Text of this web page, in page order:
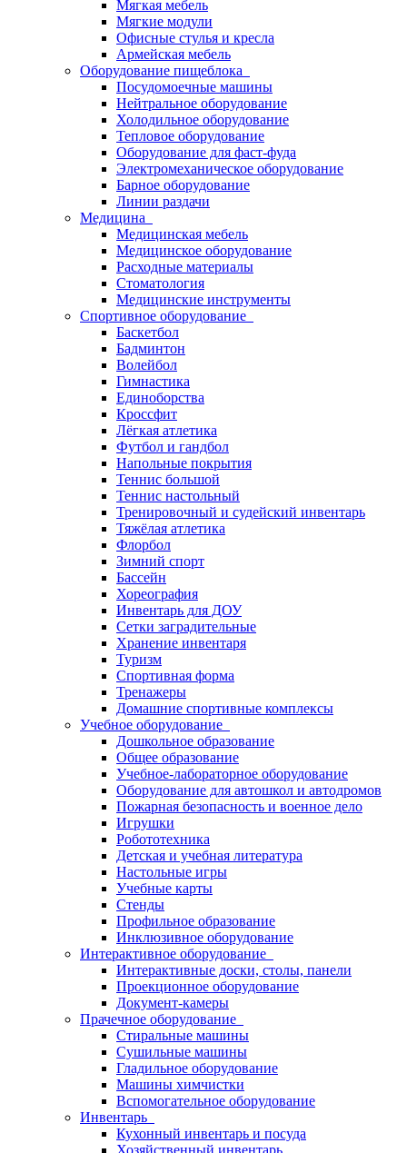
Мягкая мебель
Мягкие модули
Офисные стулья и кресла
Армейская мебель
Оборудование пищеблока
Посудомоечные машины
Нейтральное оборудование
Холодильное оборудование
Тепловое оборудование
Оборудование для фаст-фуда
Электромеханическое оборудование
Барное оборудование
Линии раздачи
Медицина
Медицинская мебель
Медицинское оборудование
Расходные материалы
Стоматология
Медицинские инструменты
Спортивное оборудование
Баскетбол
Бадминтон
Волейбол
Гимнастика
Единоборства
Кроссфит
Лёгкая атлетика
Футбол и гандбол
Напольные покрытия
Теннис большой
Теннис настольный
Тренировочный и судейский инвентарь
Тяжёлая атлетика
Флорбол
Зимний спорт
Бассейн
Хореография
Инвентарь для ДОУ
Сетки заградительные
Хранение инвентаря
Туризм
Спортивная форма
Тренажеры
Домашние спортивные комплексы
Учебное оборудование
Дошкольное образование
Общее образование
Учебное-лабораторное оборудование
Оборудование для автошкол и автодромов
Пожарная безопасность и военное дело
Игрушки
Робототехника
Детская и учебная литература
Настольные игры
Учебные карты
Стенды
Профильное образование
Инклюзивное оборудование
Интерактивное оборудование
Интерактивные доски, столы, панели
Проекционное оборудование
Документ-камеры
Прачечное оборудование
Стиральные машины
Сушильные машины
Гладильное оборудование
Машины химчистки
Вспомогательное оборудование
Инвентарь
Кухонный инвентарь и посуда
Хозяйственный инвентарь